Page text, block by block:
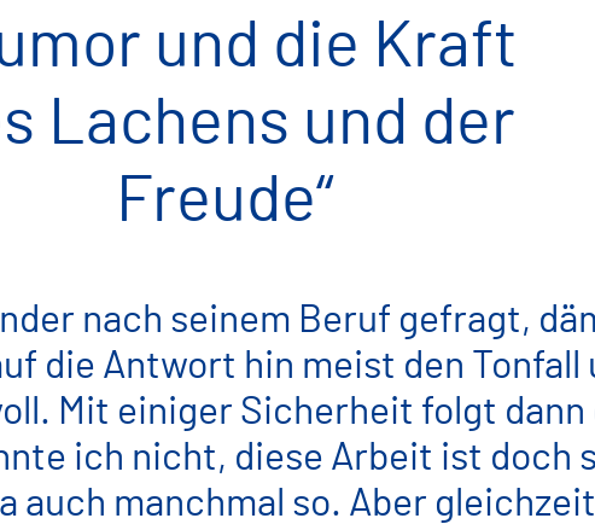
und die Kraft
Lachens und der
Freude“
nach seinem Beruf gefragt,
die Antwort hin meist den Tonfall
Mit einiger Sicherheit folgt dann
ich nicht, diese Arbeit ist doch
auch manchmal so. Aber